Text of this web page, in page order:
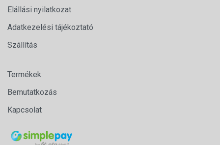
Elállási nyilatkozat
Adatkezelési tájékoztató
Szállítás
Termékek
Bemutatkozás
Kapcsolat